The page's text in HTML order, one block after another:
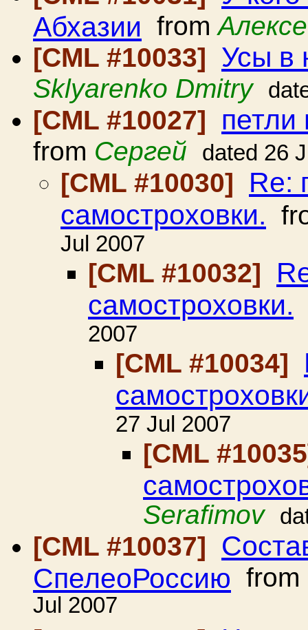
Абхазии from
[CML #10033] Усы в
Sklyarenko Dmitry
[CML #10027] петли
from Сергей dated 26
[CML #10030]
Re:
самостроховки.
Jul 2007
[CML #10032]
самостроховки.
2007
[CML #10034]
27 Jul 2007
[CML
Serafimov
[CML #10037]
СпелеоРоссию from
Jul 2007